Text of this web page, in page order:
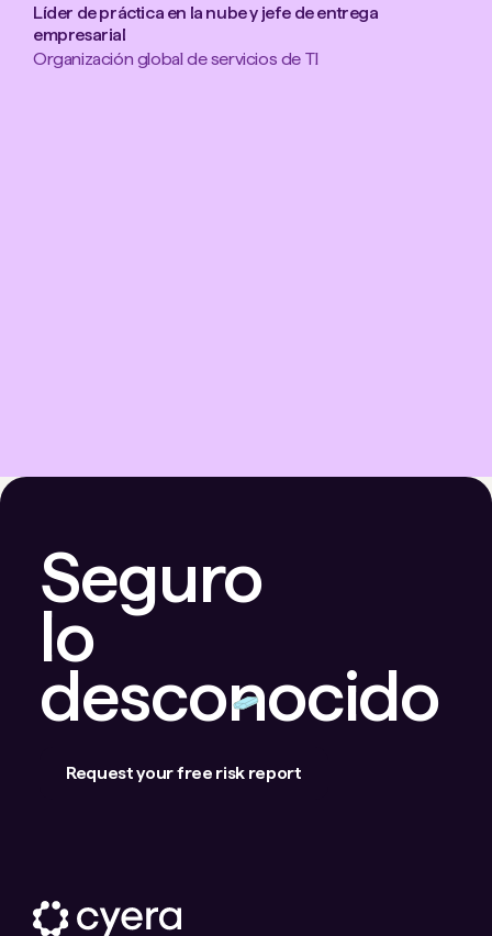
Líder de práctica en la nube y jefe de entrega
empresarial
Organización global de servicios de TI
Seguro
lo
desconocido
Request your free risk report